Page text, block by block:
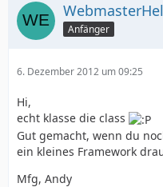
Anfänger
6. Dezember 2012 um 09:25
Hi,
echt klasse die class
Gut gemacht, wenn du
ein kleines Framework
Mfg, Andy